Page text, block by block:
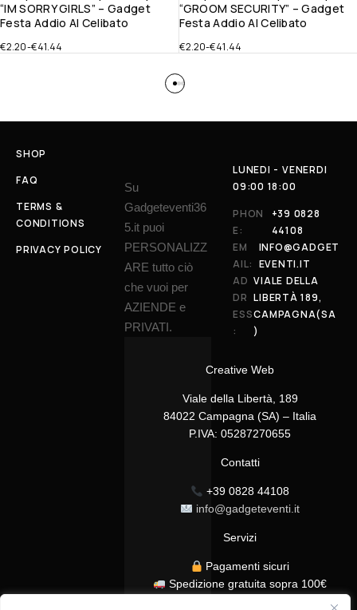
“IM SORRY GIRLS” – Gadget
Festa Addio Al Celibato
€2.20-€41.44
“GROOM SECURITY” – Gadget
Festa Addio Al Celibato
€2.20-€41.44
SHOP
FAQ
TERMS &
CONDITIONS
PRIVACY POLICY
Su
Gadgeteventi36
5.it puoi
PERSONALIZZ
ARE tutto ciò
che vuoi per
AZIENDE e
PRIVATI.
Creative Web
Viale della Libertà, 189
84022 Campagna (SA) – Italia
P.IVA: 05287270655
Contatti
+39 0828 44108
info@gadgeteventi.it
Servizi
Pagamenti sicuri
Spedizione gratuita sopra 100€
LUNEDI - VENERDI
09:00 18:00
PHON
E:
+39 0828
44108
EM
AIL:
INFO@GADGET
EVENTI.IT
AD
DR
ESS
:
VIALE DELLA
LIBERTÀ 189,
CAMPAGNA(SA
)